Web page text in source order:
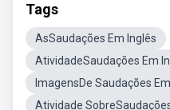
Tags
AsSaudações Em Inglês
AtividadeSaudações Em
ImagensDe Saudações
Atividade